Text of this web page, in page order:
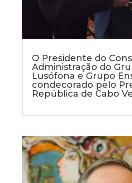
O Presidente do
Administração do
Lusófona e Grupo
condecorado pelo
República de Cabo